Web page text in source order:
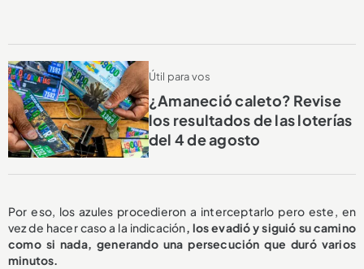
Útil para vos
¿Amaneció caleto? Revise
los resultados de las loterías
del 4 de agosto
Por eso, los azules procedieron a interceptarlo pero este, en
vez de hacer caso a la indicación, los evadió y siguió su camino
como si nada, generando una persecución que duró varios
minutos.